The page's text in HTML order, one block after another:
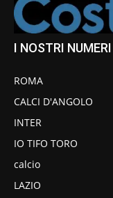
I NOSTRI NUMERI
ROMA
CALCI D'ANGOLO
INTER
IO TIFO TORO
calcio
LAZIO